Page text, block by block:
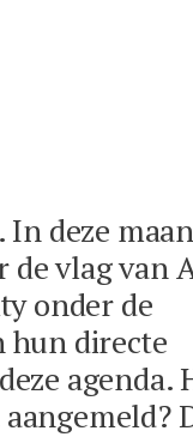
In deze
de vlag van
onder de
hun directe
agenda.